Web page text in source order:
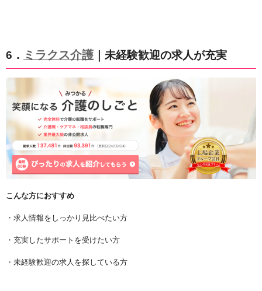
6． ミラクス介護 ｜未経験歓迎の求人が充実
こんな方におすすめ
・求人情報をしっかり見比べたい方
・充実したサポートを受けたい方
・未経験歓迎の求人を探している方